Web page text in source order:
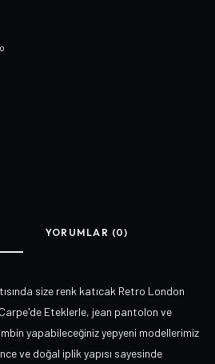
YORUMLAR (0)
size renk katıcak Retro London
Carpe'de Eteklerle, jean pantolon ve
yapabileceğiniz yepyeni modellerimiz
ve doğal iplik yapısı sayesinde